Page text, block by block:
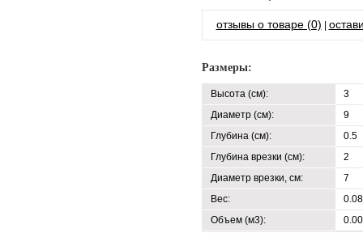
отзывы о товаре (0)
Размеры:
Высота (см):
3
Диаметр (см):
9
Глубина (см):
0.5
Глубина врезки (см):
2
Диаметр врезки, см:
7
Вес:
0.08
Объем (м3):